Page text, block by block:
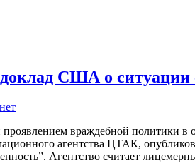
США о ситуации
враждебной политики в
агентства ЦТАК,
Агентство считает